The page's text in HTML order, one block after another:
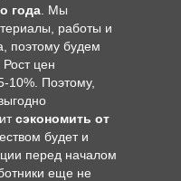
года . Мы
работы и
поэтому будем
цен
10%. Поэтому,
сэкономить от
будет и
перед началом
еще не